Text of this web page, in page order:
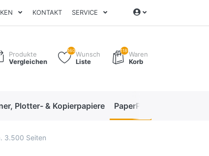
KONTAKT SERVICE
Produkte
Vergleichen
160Wunsch
Liste
1189Waren
Korb
Plotter- & Kopierpapiere PaperPro High-
3.500 Seiten